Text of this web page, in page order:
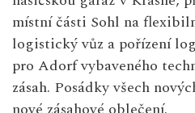
místní části Sohl na
logistický vůz a pořízení
pro Adorf vybaveného
zásah. Posádky všech